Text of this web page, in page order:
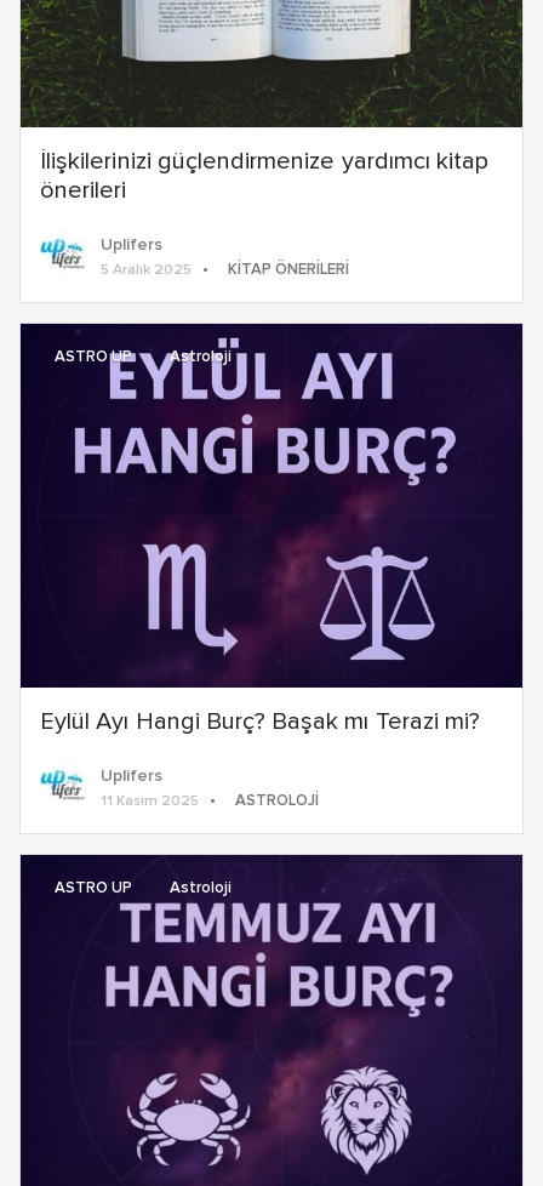
İlişkilerinizi güçlendirmenize yardımcı kitap
önerileri
Uplifers
5 Aralık 2025 KITAP ÖNERILERI
Eylül Ayı Hangi Burç? Başak mı Terazi mi?
ASTRO UP Astroloji
Uplifers
11 Kasım 2025 ASTROLOJI
ASTRO UP Astroloji